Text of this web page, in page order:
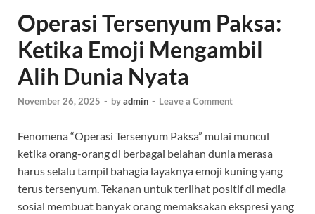
Operasi Tersenyum Paksa:
Ketika Emoji Mengambil
Alih Dunia Nyata
November 26, 2025 - byadmin - Leave a Comment
Fenomena “Operasi Tersenyum Paksa” mulai muncul
ketika orang-orang di berbagai belahan dunia merasa
harus selalu tampil bahagia layaknya emoji kuning yang
terus tersenyum. Tekanan untuk terlihat positif di media
sosial membuat banyak orang memaksakan ekspresi yang